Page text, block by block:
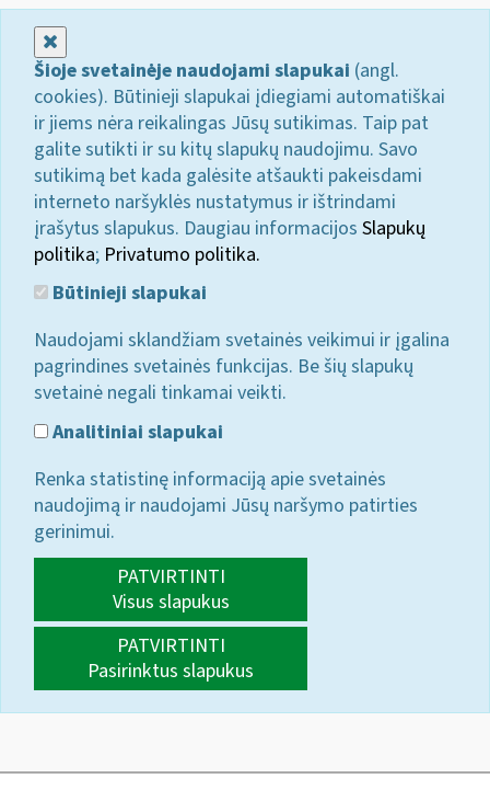
Šioje svetainėje naudojami slapukai (angl.
cookies). Būtinieji slapukai įdiegiami automatiškai
ir jiems nėra reikalingas Jūsų sutikimas. Taip pat
galite sutikti ir su kitų slapukų naudojimu. Savo
sutikimą bet kada galėsite atšaukti pakeisdami
interneto naršyklės nustatymus ir ištrindami
įrašytus slapukus. Daugiau informacijos Slapukų
politika; Privatumo politika.
Būtinieji slapukai
Naudojami sklandžiam svetainės veikimui ir įgalina
pagrindines svetainės funkcijas. Be šių slapukų
svetainė negali tinkamai veikti.
Analitiniai slapukai
Renka statistinę informaciją apie svetainės
naudojimą ir naudojami Jūsų naršymo patirties
gerinimui.
PATVIRTINTI
Visus slapukus
PATVIRTINTI
Pasirinktus slapukus